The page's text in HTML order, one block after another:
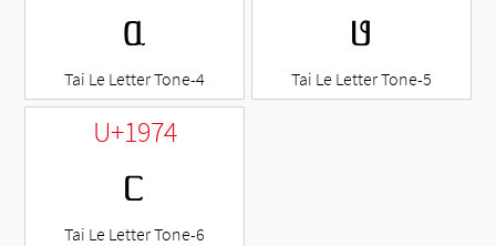
ᥲ
Tai Le Letter Tone-4
ᥳ
Tai Le Letter Tone-5
U+1974
ᥴ
Tai Le Letter Tone-6